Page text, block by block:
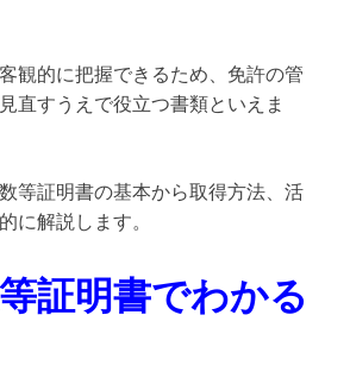
観的に把握できるため、免許の管
直すうえで役立つ書類といえま
等証明書の基本から取得方法、活
に解説します。
証明書でわかる